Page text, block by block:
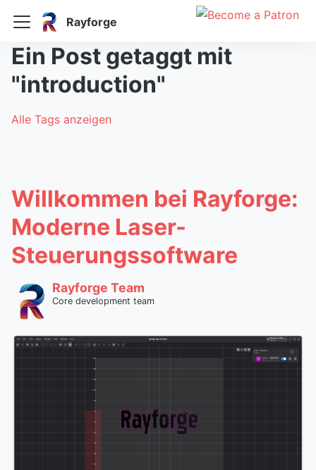
Rayforge
Ein Post getaggt mit
"introduction"
Alle Tags anzeigen
Willkommen bei Rayforge:
Moderne Laser-
Steuerungssoftware
Rayforge Team
Core development team